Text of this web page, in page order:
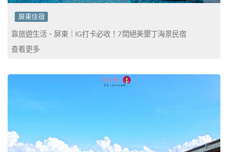
屏東住宿
靠旅遊生活、屏東｜IG打卡必收！7間絕美墾丁海景民宿
查看更多